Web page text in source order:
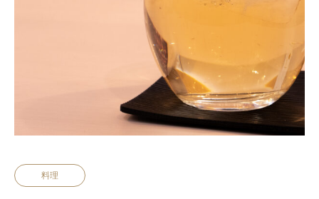
料理